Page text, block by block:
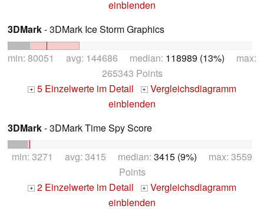
einblenden
3DMark- 3DMark Ice Storm Graphics
min: 80051 avg: 144686 median: 118989 (13%) max:
265343 Points
+ 5 Einzelwerte im Detail + Vergleichsdiagramm
einblenden
3DMark- 3DMark Time Spy Score
min: 3271 avg: 3415 median: 3415 (9%) max: 3559
Points
+ 2 Einzelwerte im Detail + Vergleichsdiagramm
einblenden